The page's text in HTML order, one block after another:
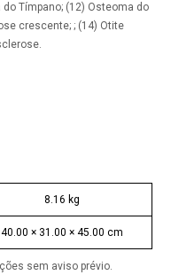
Tímpano; (12) Osteoma do
crescente; ; (14) Otite
8.16 kg
40.00 × 31.00 × 45.00 cm
sem aviso prévio.